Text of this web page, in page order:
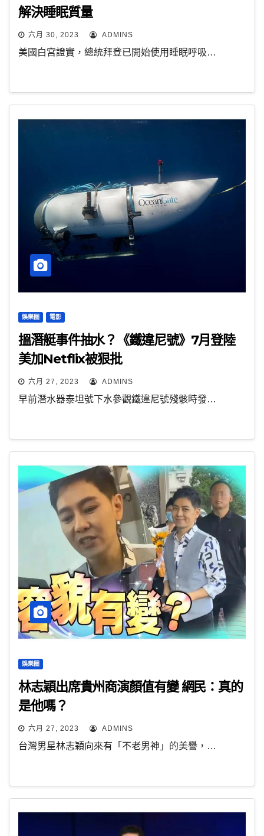
解決睡眠質量
六月 30, 2023 ADMINS
美國白宮證實，總統拜登已開始使用睡眠呼吸…
娛樂圈 電影
搵潛艇事件抽水？《鐵違尼號》7月登陸
美加Netflix被狠批
六月 27, 2023 ADMINS
早前潛水器泰坦號下水參觀鐵違尼號殘骸時發…
娛樂圈
林志穎出席貴州商演顏值有變 網民：真的
是他嗎？
六月 27, 2023 ADMINS
台灣男星林志穎向來有「不老男神」的美譽，…